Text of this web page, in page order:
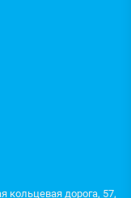
кольцевая дорога, 57,